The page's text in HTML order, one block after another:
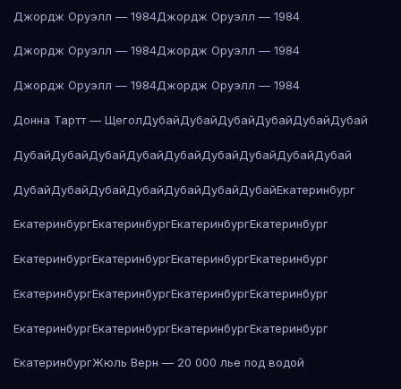
Джордж Оруэлл — 1984Джордж Оруэлл — 1984
Джордж Оруэлл — 1984Джордж Оруэлл — 1984
Джордж Оруэлл — 1984Джордж Оруэлл — 1984
Донна Тартт — ЩеголДубайДубайДубайДубайДубайДубай
ДубайДубайДубайДубайДубайДубайДубайДубайДубай
ДубайДубайДубайДубайДубайДубайДубайЕкатеринбург
ЕкатеринбургЕкатеринбургЕкатеринбургЕкатеринбург
ЕкатеринбургЕкатеринбургЕкатеринбургЕкатеринбург
ЕкатеринбургЕкатеринбургЕкатеринбургЕкатеринбург
ЕкатеринбургЕкатеринбургЕкатеринбургЕкатеринбург
ЕкатеринбургЖюль Верн — 20 000 лье под водой